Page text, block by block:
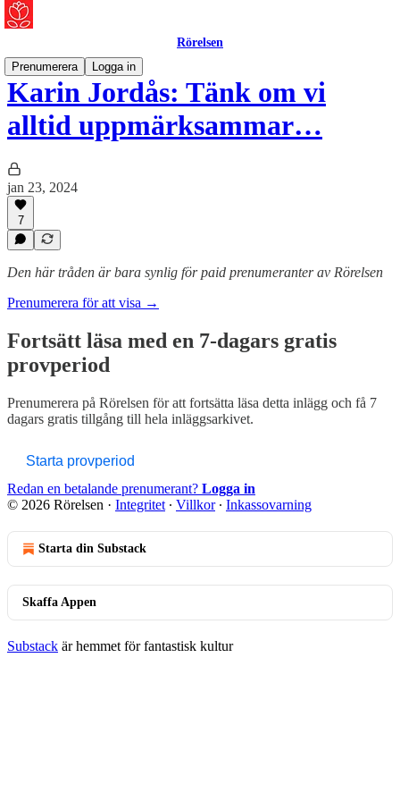
Rörelsen
Prenumerera
Logga in
Karin Jordås: Tänk om vi
alltid uppmärksammar…
jan 23, 2024
7
Den här tråden är bara synlig för paid prenumeranter av Rörelsen
Prenumerera för att visa →
Fortsätt läsa med en 7-dagars gratis
provperiod
Prenumerera på Rörelsen för att fortsätta läsa detta inlägg och få 7
dagars gratis tillgång till hela inläggsarkivet.
Starta provperiod
Redan en betalande prenumerant? Logga in
© 2026 Rörelsen · Integritet ∙ Villkor∙ Inkassovarning
Starta din Substack
Skaffa Appen
Substack är hemmet för fantastisk kultur